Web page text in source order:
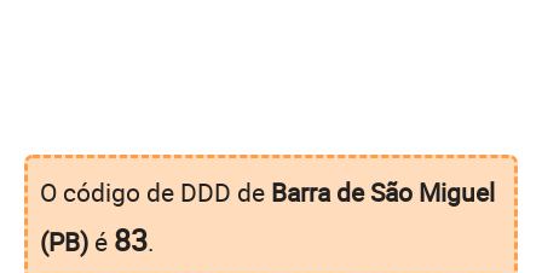
O código de DDD de Barra de São Miguel
(PB) é 83.